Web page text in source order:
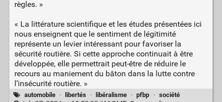
règles. »
« La littérature scientifique et les études présentées ici
nous enseignent que le sentiment de légitimité
représente un levier intéressant pour favoriser la
sécurité routière. Si cette approche continuait à être
développée, elle permettrait peut-être de réduire le
recours au maniement du bâton dans la lutte contre
l’insécurité routière. »
automobile · libertés · libéralisme · pfbp · société